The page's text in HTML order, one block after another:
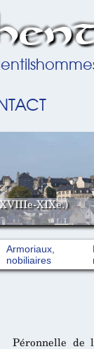
XIXe.)
Armoriaux,
nobiliaires
Péronnelle de